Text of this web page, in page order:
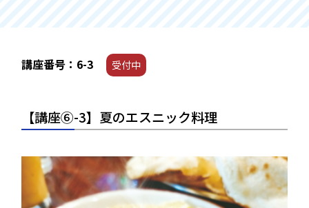
講座番号：6-3 受付中
【講座⑥-3】夏のエスニック料理